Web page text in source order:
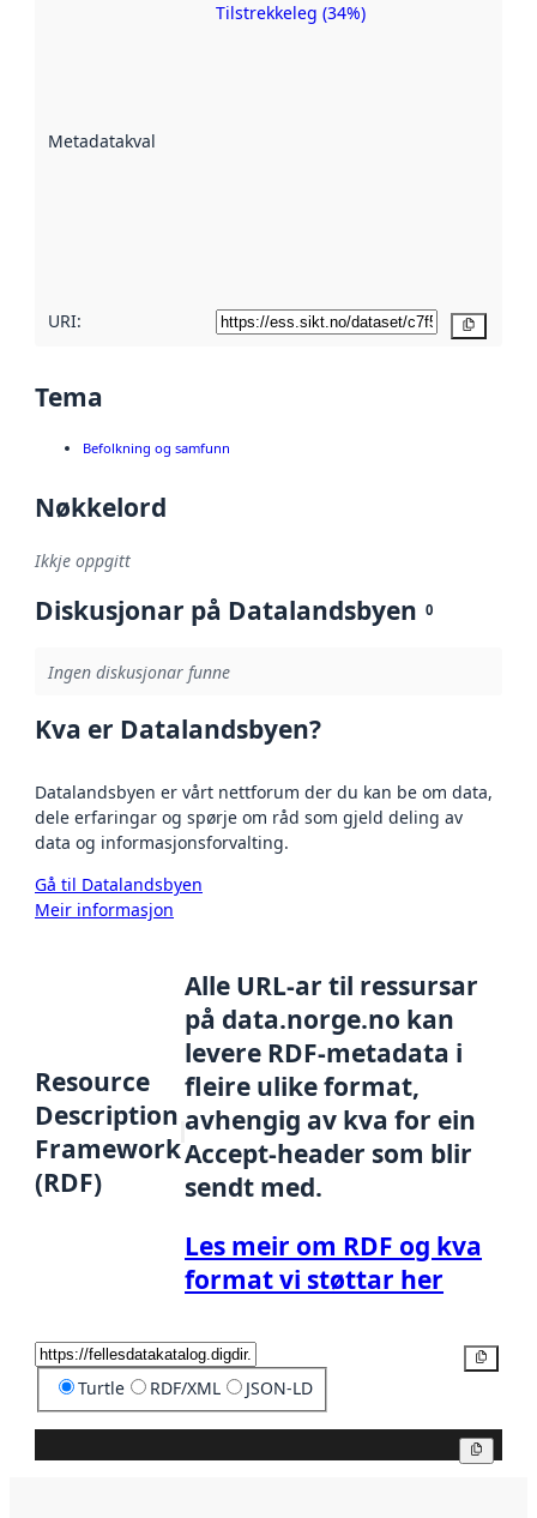
Metadatakvalitet
Metadatakvalitet
Tilstrekkeleg (34%)
URI:
Tema
Befolkning og samfunn
Nøkkelord
Ikkje oppgitt
Diskusjonar på Datalandsbyen 0
Ingen diskusjonar funne
Kva er Datalandsbyen?
Datalandsbyen er vårt nettforum der du kan be om data,
dele erfaringar og spørje om råd som gjeld deling av
data og informasjonsforvalting.
Gå til Datalandsbyen
Meir informasjon
Resource
Description
Framework
(RDF)
Alle URL-ar til ressursar
på data.norge.no kan
levere RDF-metadata i
fleire ulike format,
avhengig av kva for ein
Accept-header som blir
sendt med.
Les meir om RDF og kva
format vi støttar her
Turtle RDF/XML JSON-LD